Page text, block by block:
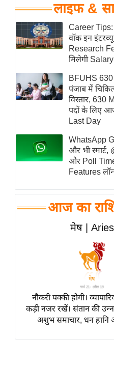
घरेलू नुस्खे
पर्यटन स्थल
फिटनेस मंत्रा
रिलेशनशिप
विश्लेषण
समसामयिक
मातृभूमि
स्तंभ
एम.
आर.
चाय पर
समीक्षा
व्रत
त्योहार
राशिफल
विशेष
लाइफ &
Career Tips:
वॉक इन
Research
मिलेगी Salary
BFUHS
पंजाब में
विस्तार, 630
पदों के लिए
Last Day
WhatsApp
और भी
और Poll
Features
आज का
मेष | Aries
नौकरी पक्की होगी।
कड़ी नजर रखें। संतान की
अशुभ समाचार, धन हानि